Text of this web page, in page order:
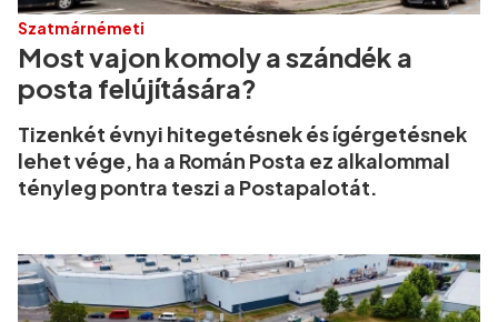
Szatmárnémeti
Most vajon komoly a szándék a
posta felújítására?
Tizenkét évnyi hitegetésnek és ígérgetésnek
lehet vége, ha a Román Posta ez alkalommal
tényleg pontra teszi a Postapalotát.